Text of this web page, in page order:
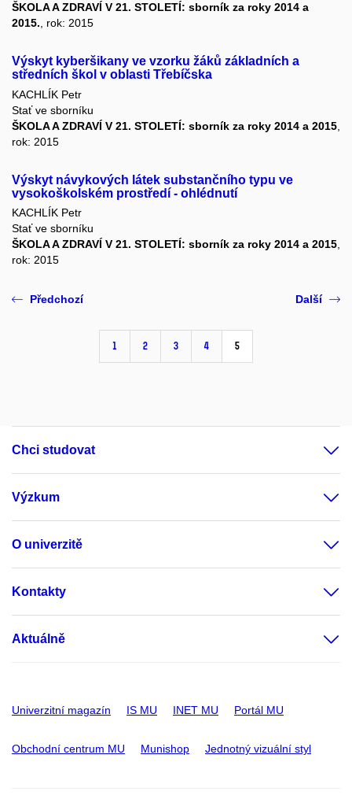
ŠKOLA A ZDRAVÍ V 21. STOLETÍ: sborník za roky 2014 a
2015., rok: 2015
Výskyt kyberšikany ve vzorku žáků základních a
středních škol v oblasti Třebíčska
KACHLÍK Petr
Stať ve sborníku
ŠKOLA A ZDRAVÍ V 21. STOLETÍ: sborník za roky 2014 a 2015
rok: 2015
Výskyt návykových látek substančního typu ve
vysokoškolském prostředí - ohlédnutí
KACHLÍK Petr
Stať ve sborníku
ŠKOLA A ZDRAVÍ V 21. STOLETÍ: sborník za roky 2014 a 2015
rok: 2015
Předchozí
1 2 3 4 5
Další
Chci studovat
Výzkum
O univerzitě
Kontakty
Aktuálně
Univerzitní magazín IS MU INET MU Portál MU
Obchodní centrum MU Munishop Jednotný vizuální styl